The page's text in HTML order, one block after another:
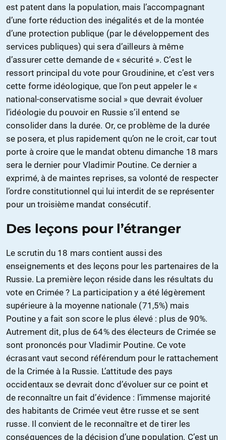
est patent dans la population, mais l’accompagnant
d’une forte réduction des inégalités et de la montée
d’une protection publique (par le développement des
services publiques) qui sera d’ailleurs à même
d’assurer cette demande de « sécurité ». C’est le
ressort principal du vote pour Groudinine, et c’est vers
cette forme idéologique, que l’on peut appeler le «
national-conservatisme social » que devrait évoluer
l’idéologie du pouvoir en Russie s’il entend se
consolider dans la durée. Or, ce problème de la durée
se posera, et plus rapidement qu’on ne le croit, car tout
porte à croire que le mandat obtenu dimanche 18 mars
sera le dernier pour Vladimir Poutine. Ce dernier a
exprimé, à de maintes reprises, sa volonté de respecter
l’ordre constitutionnel qui lui interdit de se représenter
pour un troisième mandat consécutif.
Des leçons pour l’étranger
Le scrutin du 18 mars contient aussi des
enseignements et des leçons pour les partenaires de la
Russie. La première leçon réside dans les résultats du
vote en Crimée ? La participation y a été légèrement
supérieure à la moyenne nationale (71,5%) mais
Poutine y a fait son score le plus élevé : plus de 90%.
Autrement dit, plus de 64% des électeurs de Crimée se
sont prononcés pour Vladimir Poutine. Ce vote
écrasant vaut second référendum pour le rattachement
de la Crimée à la Russie. L’attitude des pays
occidentaux se devrait donc d’évoluer sur ce point et
de reconnaître un fait d’évidence : l’immense majorité
des habitants de Crimée veut être russe et se sent
russe. Il convient de le reconnaître et de tirer les
conséquences de la décision d’une population. C’est un